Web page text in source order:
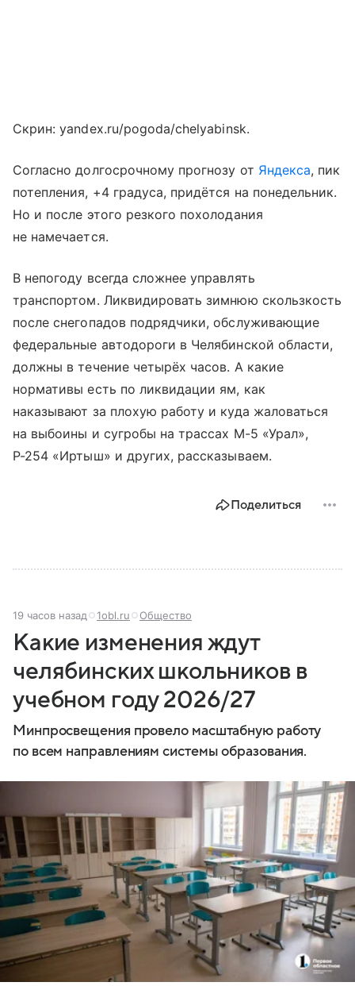
Скрин: yandex.ru/pogoda/chelyabinsk.
Согласно долгосрочному прогнозу от Яндекса, пик
потепления, +4 градуса, придётся на понедельник.
Но и после этого резкого похолодания
не намечается.
В непогоду всегда сложнее управлять
транспортом. Ликвидировать зимнюю скользкость
после снегопадов подрядчики, обслуживающие
федеральные автодороги в Челябинской области,
должны в течение четырёх часов. А какие
нормативы есть по ликвидации ям, как
наказывают за плохую работу и куда жаловаться
на выбоины и сугробы на трассах М-5 «Урал»,
Р-254 «Иртыш» и других, рассказываем.
Поделиться
19 часов назад 1obl.ru Общество
Какие изменения ждут
челябинских школьников в
учебном году 2026/27
Минпросвещения провело масштабную работу
по всем направлениям системы образования.